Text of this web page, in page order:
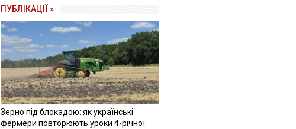
ПУБЛІКАЦІЇ »
Зерно під блокадою: як українські
фермери повторюють уроки 4-річної